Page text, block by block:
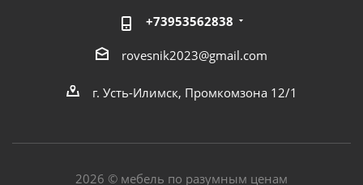
+73953562838
rovesnik2023@gmail.com
г. Усть-Илимск, Промкомзона 12/1
2026 © мебель по разумным ценам